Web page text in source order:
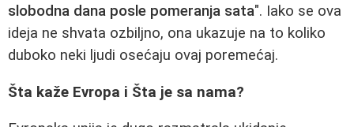
slobodna dana posle pomeranja sata". Iako se ova
ideja ne shvata ozbiljno, ona ukazuje na to koliko
duboko neki ljudi osećaju ovaj poremećaj.
Šta kaže Evropa i Šta je sa nama?